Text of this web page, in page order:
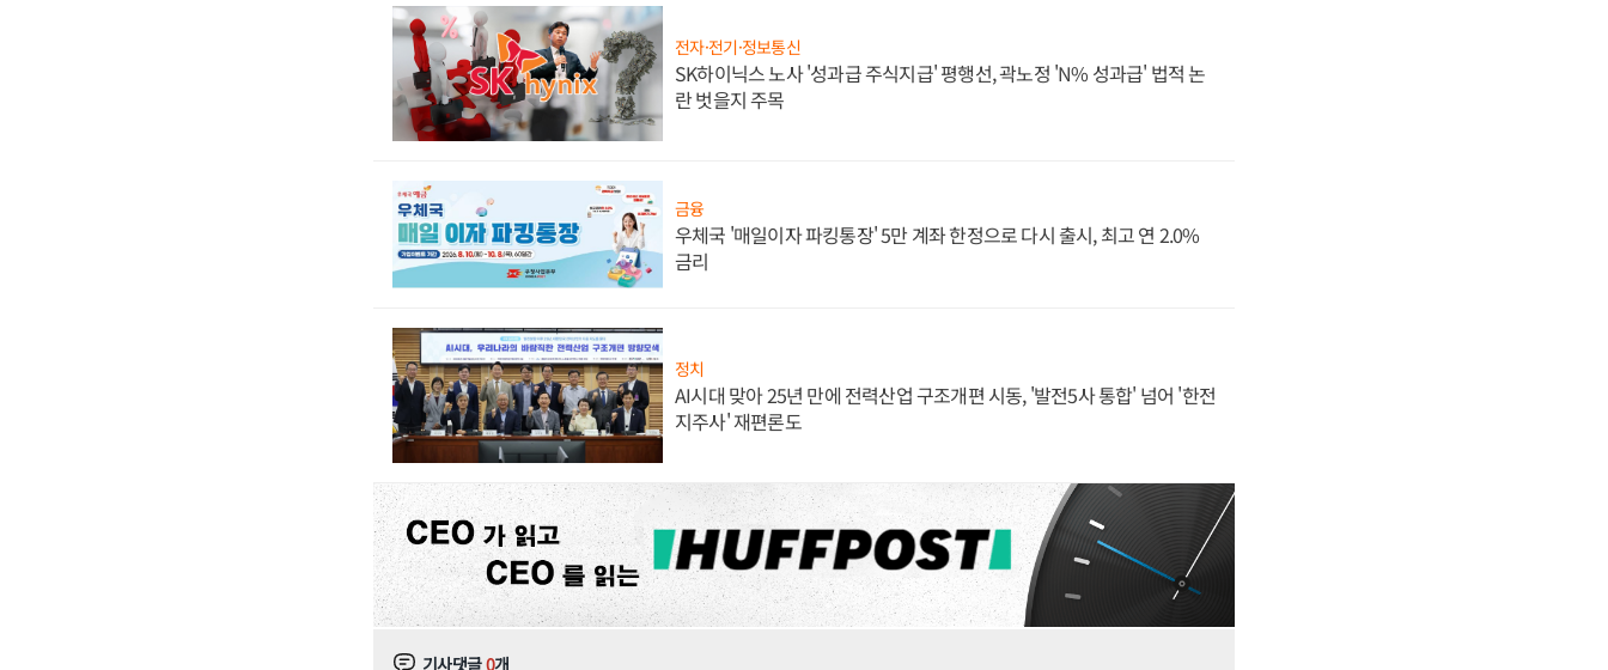
전자·전기·정보통신
SK하이닉스 노사 '성과급 주식지급' 평행선, 곽노정 'N% 성과급' 법적 논
란 벗을지 주목
금융
우체국 '매일이자 파킹통장' 5만 계좌 한정으로 다시 출시, 최고 연 2.0%
금리
정치
AI시대 맞아 25년 만에 전력산업 구조개편 시동, '발전5사 통합' 넘어 '한전
지주사' 재편론도
기사댓글0개